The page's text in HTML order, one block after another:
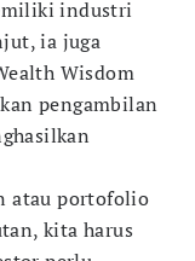
industri
ia juga
Wisdom
pengambilan
atau portofolio
kita harus